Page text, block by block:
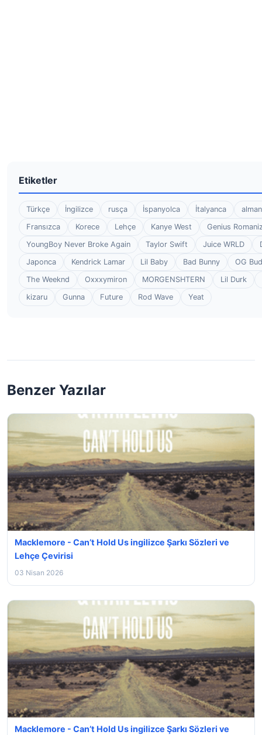
Etiketler
Türkçe İngilizce rusça İspanyolca İtalyanca
Fransızca
Korece Lehçe Kanye West
Genius
YoungBoy Never Broke Again
Taylor Swift Juice WRLD
Japonca
Kendrick Lamar Lil Baby Bad Bunny
OG
The Weeknd
Oxxxymiron MORGENSHTERN
Lil Durk
kizaru
Gunna Future Rod Wave Yeat
Benzer Yazılar
Macklemore - Can’t Hold Us ingilizce Şarkı Sözleri ve
Lehçe Çevirisi
03 Nisan 2026
Macklemore - Can’t Hold Us ingilizce Şarkı Sözleri ve